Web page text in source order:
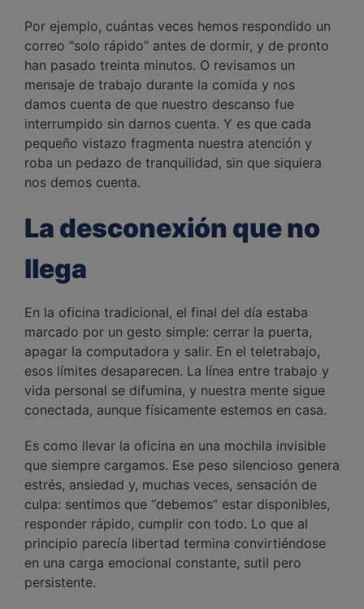
Por ejemplo, cuántas veces hemos respondido un
correo “solo rápido” antes de dormir, y de pronto
han pasado treinta minutos. O revisamos un
mensaje de trabajo durante la comida y nos
damos cuenta de que nuestro descanso fue
interrumpido sin darnos cuenta. Y es que cada
pequeño vistazo fragmenta nuestra atención y
roba un pedazo de tranquilidad, sin que siquiera
nos demos cuenta.
La desconexión que no
llega
En la oficina tradicional, el final del día estaba
marcado por un gesto simple: cerrar la puerta,
apagar la computadora y salir. En el teletrabajo,
esos límites desaparecen. La línea entre trabajo y
vida personal se difumina, y nuestra mente sigue
conectada, aunque físicamente estemos en casa.
Es como llevar la oficina en una mochila invisible
que siempre cargamos. Ese peso silencioso genera
estrés, ansiedad y, muchas veces, sensación de
culpa: sentimos que “debemos” estar disponibles,
responder rápido, cumplir con todo. Lo que al
principio parecía libertad termina convirtiéndose
en una carga emocional constante, sutil pero
persistente.